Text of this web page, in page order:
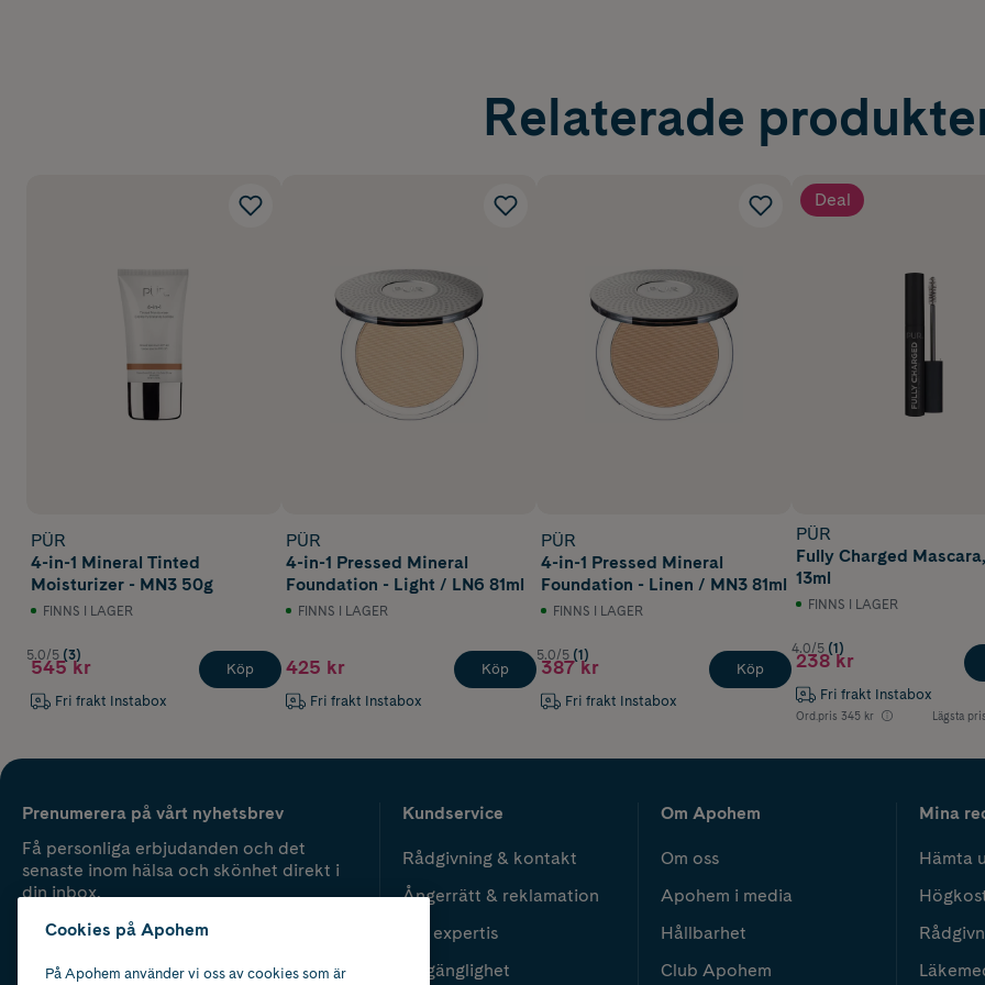
Relaterade
PÜR
4-in-1 Mineral Tinted
Moisturizer - MN3 50g
FINNS I LAGER
5.0/5 (3)
545 kr
Fri frakt Instabox
Köp
PÜR
4-in-1 Pressed Mineral
Foundation - Light / LN6 81ml
FINNS I LAGER
425 kr
Fri frakt Instabox
Köp
PÜR
4-in-1 Pressed Mineral
Foundation - Linen / MN3 81ml
FINNS I LAGER
5.0/5 (1)
387 kr
Fri frakt Instabox
Köp
Deal
PÜR
Fully Charged
13ml
FINNS I LAGER
4.0/5 (1)
238 kr
Fri frakt Instabox
Ord.pris 345 kr Lägsta
Prenumerera på vårt nyhetsbrev
Få personliga erbjudanden och det
senaste inom hälsa och skönhet direkt i
din inbox.
Kundservice
Rådgivning & kontakt
Ångerrätt & reklamation
Vår expertis
Tillgänglighet
Om Apohem
Om oss
Apohem i media
Hållbarhet
Club Apohem
Mina
Hämta
Cookies på Apohem
På Apohem använder vi oss av cookies som är